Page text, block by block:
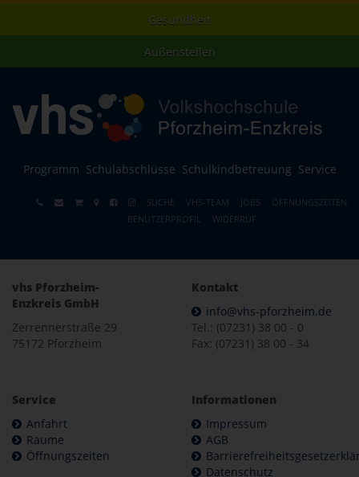
Gesundheit
Außenstellen
Programm Schulabschlüsse Schulkindbetreuung Service
SUCHE VHS-TEAM JOBS
ÖFFNUNGSZEITEN
BENUTZERPROFIL
WIDERRUF
vhs Pforzheim-
Enzkreis GmbH
Zerrennerstraße 29
75172 Pforzheim
Kontakt
info@vhs-pforzheim.de
Tel.: (07231) 38 00 - 0
Fax: (07231) 38 00 - 34
Service
Anfahrt
Räume
Öffnungszeiten
Informationen
Impressum
AGB
Datenschutz